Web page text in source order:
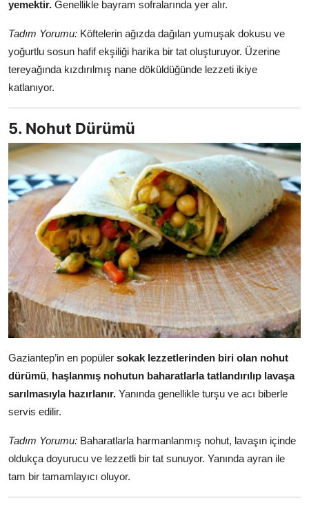
yemektir. Genellikle bayram sofralarında yer alır.
Tadım Yorumu: Köftelerin ağızda dağılan yumuşak dokusu ve
yoğurtlu sosun hafif ekşiliği harika bir tat oluşturuyor. Üzerine
tereyağında kızdırılmış nane döküldüğünde lezzeti ikiye
katlanıyor.
5. Nohut Dürümü
Gaziantep’in en popüler sokak lezzetlerinden biri olan nohut
dürümü, haşlanmış nohutun baharatlarla tatlandırılıp lavaşa
sarılmasıyla hazırlanır. Yanında genellikle turşu ve acı biberle
servis edilir.
Tadım Yorumu: Baharatlarla harmanlanmış nohut, lavaşın içinde
oldukça doyurucu ve lezzetli bir tat sunuyor. Yanında ayran ile
tam bir tamamlayıcı oluyor.